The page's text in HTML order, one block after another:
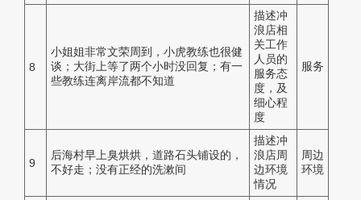
8
小姐姐非常文荣周到，小虎教练也很健
谈；大街上等了两个小时没回复；有一
些教练连离岸流都不知道
描述冲
浪店相
关工作
人员的
服务态
度，及
细心程
度
服务
9
后海村早上臭烘烘，道路石头铺设的，
不好走；没有正经的洗漱间
描述冲
浪店周
边环境
情况
周边
环境